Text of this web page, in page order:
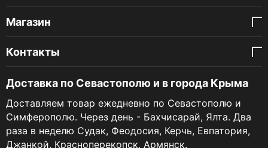
Магазин
Контакты
Доставка по Севастополю и в города Крыма
Доставляем товар ежедневно по Севастополю и
Симферополю. Через день - Бахчисарай, Ялта. Два
раза в неделю Судак, Феодосия, Керчь, Евпатория,
Джанкой, Красноперекопск, Армянск.